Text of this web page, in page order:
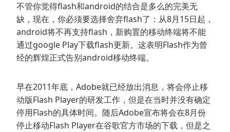
不管你觉得flash和android的结合是多么的完美无
缺，现在，你必须要选择舍弃flash了：从8月15日起，
android将不再支持flash，新购置的移动终端将不能
通过google Play下载flash更新。这表明Flash作为曾
经的辉煌正式告别android移动终端。
早在2011年底，Adobe就已经放出消息，将会停止移
动版Flash Player的研发工作，但是在当时并没有确定
停用Flash的具体时间。随后Adobe宣布将会在8月份
停止移动Flash Player在谷歌官方市场的下载，但是之